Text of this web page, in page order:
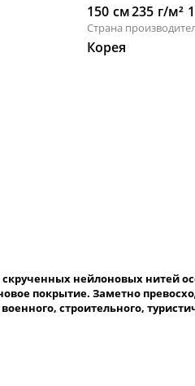
150 см235 г/м²
Страна
Корея
нейлоновых нитей
покрытие. Заметно
строительного,